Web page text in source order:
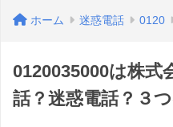
ホーム 迷惑電話 0120
0120035000は株式
話？迷惑電話？３